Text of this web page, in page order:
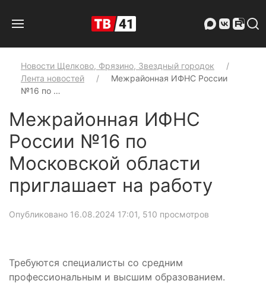
Новости Щелково, Фрязино, Звездный городок
Лента новостей
Межрайонная ИФНС России
№16 по …
Межрайонная ИФНС
России №16 по
Московской области
приглашает на работу
Опубликовано 16.08.2024 17:01, 510 просмотров
Требуются специалисты со средним
профессиональным и высшим образованием.